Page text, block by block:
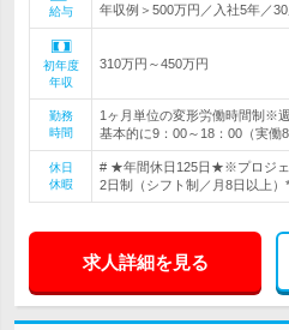
給与
年収例＞500万円／入社5年／
初年度
年収
310万円～450万円
勤務
時間
1ヶ月単位の変形労働時間制※
基本的に9：00～18：00（実働
休日
休暇
# ★年間休日125日★※プロジェ
2日制（シフト制／月8日以上）
求人詳細を見る